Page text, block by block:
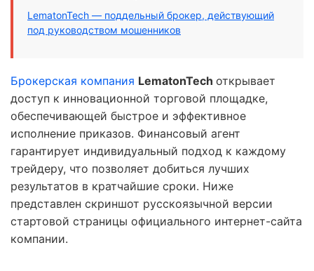
LematonTech — поддельный брокер, действующий
под руководством мошенников
Брокерская компания LematonTech открывает
доступ к инновационной торговой площадке,
обеспечивающей быстрое и эффективное
исполнение приказов. Финансовый агент
гарантирует индивидуальный подход к каждому
трейдеру, что позволяет добиться лучших
результатов в кратчайшие сроки. Ниже
представлен скриншот русскоязычной версии
стартовой страницы официального интернет-сайта
компании.